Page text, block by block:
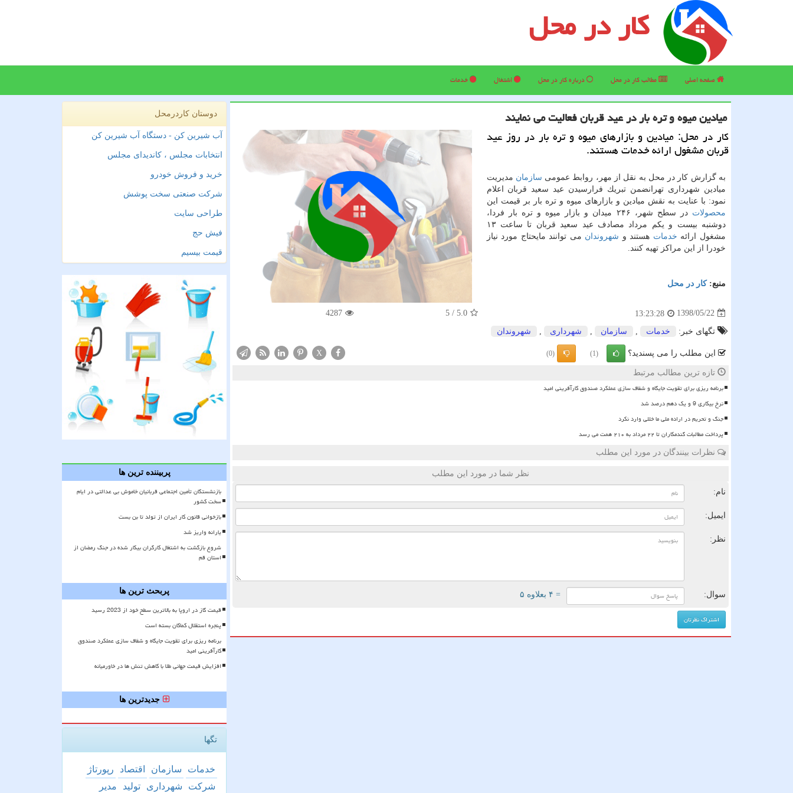
کار در محل
صفحه اصلی مطالب كار در محل درباره كار در محل اشتغال خدمات
میادین میوه و تره بار در عید قربان فعالیت می نمایند
كار در محل: میادین و بازارهای میوه و تره بار در روز عید
قربان مشغول ارائه خدمات هستند.
به گزارش كار در محل به نقل از مهر، روابط عمومی سازمان مدیریت
میادین شهرداری تهرانضمن تبریك فرارسیدن عید سعید قربان اعلام
نمود: با عنایت به نقش میادین و بازارهای میوه و تره بار بر قیمت این
محصولات
در سطح شهر، ۲۴۶ میدان و بازار میوه و تره بار فردا،
دوشنبه بیست و یكم مرداد مصادف عید سعید قربان تا ساعت ۱۳
مشغول ارائه خدمات هستند و شهروندان می توانند مایحتاج مورد نیاز
خودرا از این مراكز تهیه كنند.
منبع:كار در محل
1398/05/22
13:23:28
5.0
/
5
4287
تگهای خبر: خدمات سازمان شهرداری شهروندان
این مطلب را می پسندید؟ (1)
(0)
X
تازه ترین مطالب مرتبط
برنامه ریزی برای تقویت جایگاه و شفاف سازی عملکرد صندوق کارآفرینی امید
نرخ بیکاری 9 و یک دهم درصد شد
جنگ و تحریم در اراده ملی ما خللی وارد نکرد
پرداخت مطالبات گندمکاران تا ۲۲ مرداد به ۲۱۰ همت می رسد
نظرات بینندگان در مورد این مطلب
نظر شما در مورد این مطلب
نام:
ایمیل:
نظر:
سوال: = ۴ بعلاوه ۵
دوستان کاردرمحل
آب شیرین کن - دستگاه آب شیرین کن
انتخابات مجلس ، کاندیدای مجلس
خرید و فروش خودرو
شرکت صنعتی سخت پوشش
طراحی سایت
فیش حج
قیمت بیسیم
پربیننده ترین ها
بازنشستگان تأمین اجتماعی قربانیان خاموش بی عدالتی در ایام
سخت کشور
بازخوانی قانون کار ایران از تولد تا بن بست
یارانه واریز شد
شروع بازگشت به اشتغال کارگران بیکار شده در جنگ رمضان از
استان قم
پربحث ترین ها
قیمت گاز در اروپا به بالاترین سطح خود از 2023 رسید
پنجره استقلال کماکان بسته است
برنامه ریزی برای تقویت جایگاه و شفاف سازی عملکرد صندوق
کارآفرینی امید
افزایش قیمت جهانی طلا با کاهش تنش ها در خاورمیانه
جدیدترین ها
تگها
خدمات سازمان اقتصاد
رپورتاژ
شركت
شهرداری تولید مدیر